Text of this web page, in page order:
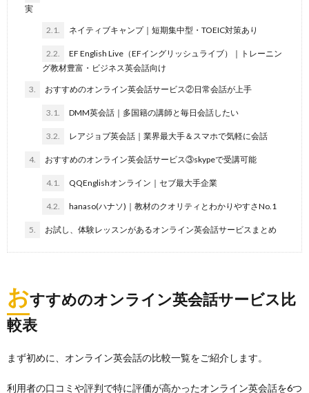
実
2.1. ネイティブキャンプ｜短期集中型・TOEIC対策あり
2.2.
EF English Live（EFイングリッシュライブ）｜トレーニン
グ教材豊富・ビジネス英会話向け
3. おすすめのオンライン英会話サービス②日常会話が上手
3.1. DMM英会話｜多国籍の講師と毎日会話したい
3.2. レアジョブ英会話｜業界最大手＆スマホで気軽に会話
4. おすすめのオンライン英会話サービス③skypeで受講可能
4.1. QQEnglishオンライン｜セブ最大手企業
4.2. hanaso(ハナソ)｜教材のクオリティとわかりやすさNo.1
5. お試し、体験レッスンがあるオンライン英会話サービスまとめ
おすすめのオンライン英会話サービス比
較表
まず初めに、オンライン英会話の比較一覧をご紹介します。
利用者の口コミや評判で特に評価が高かったオンライン英会話を6つ